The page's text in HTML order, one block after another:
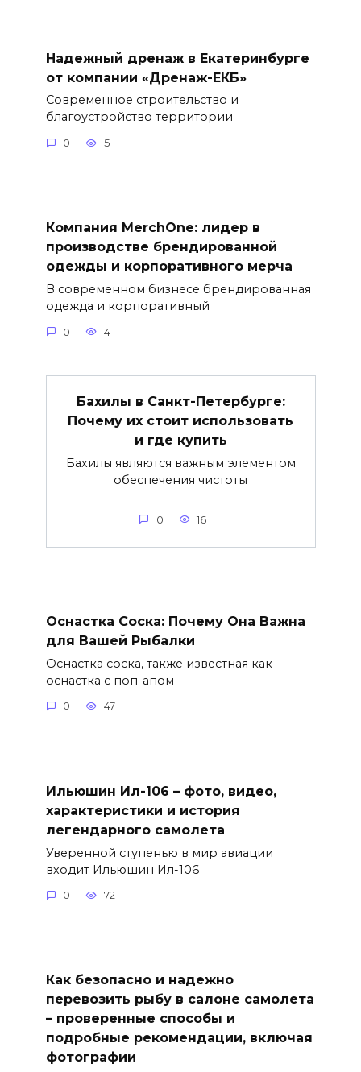
Надежный дренаж в Екатеринбурге
от компании «Дренаж-ЕКБ»
Современное строительство и
благоустройство территории
0 5
Компания MerchOne: лидер в
производстве брендированной
одежды и корпоративного мерча
В современном бизнесе брендированная
одежда и корпоративный
0 4
Бахилы в Санкт-Петербурге:
Почему их стоит использовать
и где купить
Бахилы являются важным элементом
обеспечения чистоты
0 16
Оснастка Соска: Почему Она Важна
для Вашей Рыбалки
Оснастка соска, также известная как
оснастка с поп-апом
0 47
Ильюшин Ил-106 – фото, видео,
характеристики и история
легендарного самолета
Уверенной ступенью в мир авиации
входит Ильюшин Ил-106
0 72
Как безопасно и надежно
перевозить рыбу в салоне самолета
– проверенные способы и
подробные рекомендации, включая
фотографии